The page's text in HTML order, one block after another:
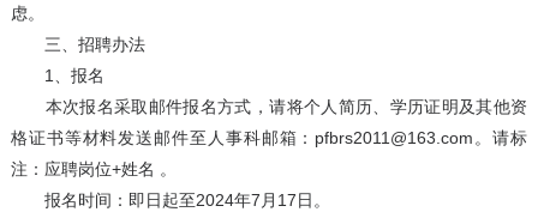
虑。
三、招聘办法
1、报名
本次报名采取邮件报名方式，请将个人简历、学历证明及其他资
格证书等材料发送邮件至人事科邮箱：pfbrs2011@163.com。请标
注：应聘岗位+姓名 。
报名时间：即日起至2024年7月17日。